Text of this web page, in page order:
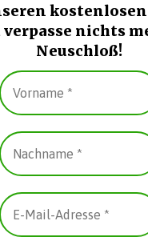
verpasse nichts
Neuschloß!